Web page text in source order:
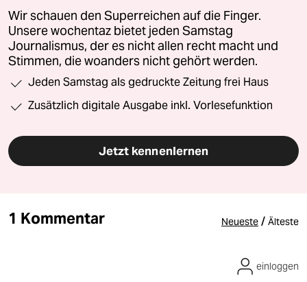
Wir schauen den Superreichen auf die Finger.
Unsere wochentaz bietet jeden Samstag
Journalismus, der es nicht allen recht macht und
Stimmen, die woanders nicht gehört werden.
Jeden Samstag als gedruckte Zeitung frei Haus
Zusätzlich digitale Ausgabe inkl. Vorlesefunktion
Jetzt kennenlernen
1 Kommentar Neueste / Älteste
einloggen